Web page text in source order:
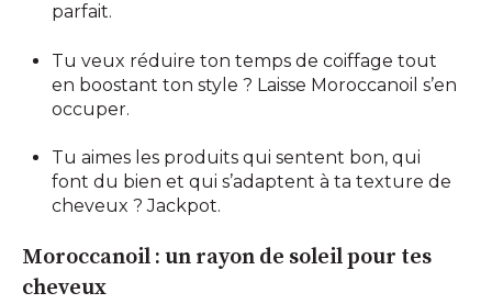
parfait.
Tu veux réduire ton temps de coiffage tout
en boostant ton style ? Laisse Moroccanoil s’en
occuper.
Tu aimes les produits qui sentent bon, qui
font du bien et qui s’adaptent à ta texture de
cheveux ? Jackpot.
Moroccanoil : un rayon de soleil pour tes
cheveux